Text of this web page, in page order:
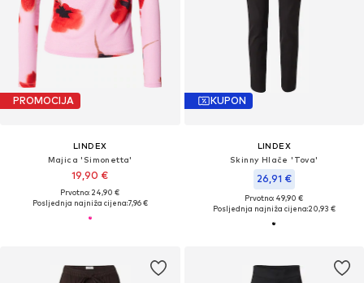
PROMOCIJA
LINDEX
Majica 'Simonetta'
19,90 €
Prvotno: 24,90 €
Posljednja najniža cijena:7,96 €
KUPON
LINDEX
Skinny Hlače 'Tova'
26,91 €
Prvotno: 49,90 €
Posljednja najniža cijena:20,93 €